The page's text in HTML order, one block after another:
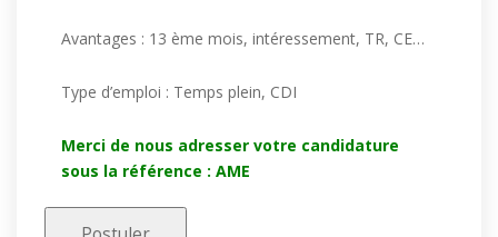
Avantages : 13 ème mois, intéressement, TR, CE…
Type d’emploi : Temps plein, CDI
Merci de nous adresser votre candidature
sous la référence : AME